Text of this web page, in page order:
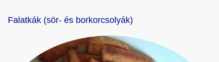
Falatkák (sör- és borkorcsolyák)